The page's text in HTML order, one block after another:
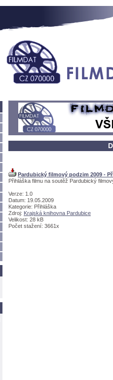
Pardubický filmový podzim 2009 -
Přihláška filmu na soutěž Pardubický
Verze: 1.0
Datum: 19.05.2009
Kategorie: Přihláška
Zdroj: Krajská knihovna Pardubice
Velikost: 28 kB
Počet stažení: 3661x